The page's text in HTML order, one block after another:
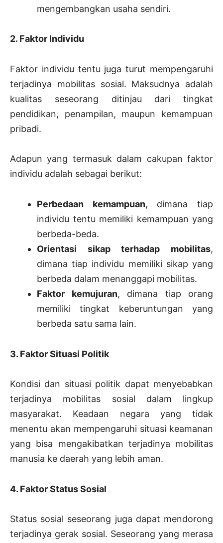
mengembangkan usaha sendiri.
2. Faktor Individu
Faktor individu tentu juga turut mempengaruhi
terjadinya mobilitas sosial. Maksudnya adalah
kualitas seseorang ditinjau dari tingkat
pendidikan, penampilan, maupun kemampuan
pribadi.
Adapun yang termasuk dalam cakupan faktor
individu adalah sebagai berikut:
Perbedaan kemampuan, dimana tiap
individu tentu memiliki kemampuan yang
berbeda-beda.
Orientasi sikap terhadap mobilitas,
dimana tiap individu memiliki sikap yang
berbeda dalam menanggapi mobilitas.
Faktor kemujuran, dimana tiap orang
memiliki tingkat keberuntungan yang
berbeda satu sama lain.
3. Faktor Situasi Politik
Kondisi dan situasi politik dapat menyebabkan
terjadinya mobilitas sosial dalam lingkup
masyarakat. Keadaan negara yang tidak
menentu akan mempengaruhi situasi keamanan
yang bisa mengakibatkan terjadinya mobilitas
manusia ke daerah yang lebih aman.
4. Faktor Status Sosial
Status sosial seseorang juga dapat mendorong
terjadinya gerak sosial. Seseorang yang merasa